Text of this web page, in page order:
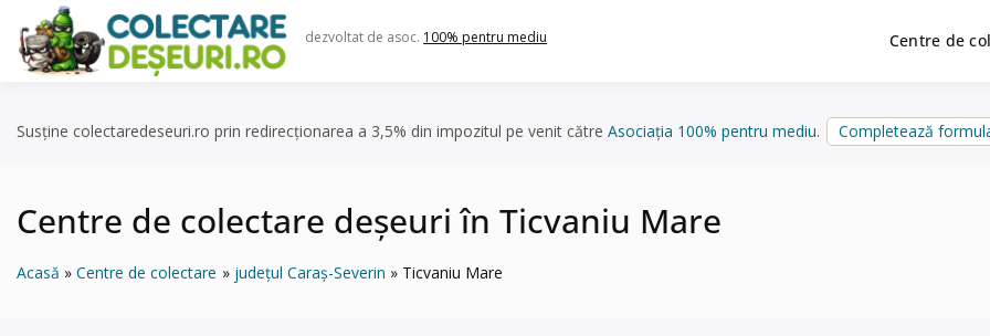
content
dezvoltat de asoc. 100% pentru mediu Centre de
Susține colectaredeseuri.ro prin redirecționarea a 3,5% din impozitul pe venit către Asociația 100% pentru mediu. Completează
Centre de colectare deșeuri în Ticvaniu Mare
Acasă Centre de colectare județul Caraș-Severin Ticvaniu Mare